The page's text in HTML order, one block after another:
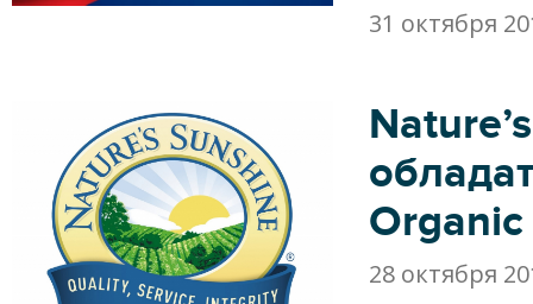
31 октября
28 октября